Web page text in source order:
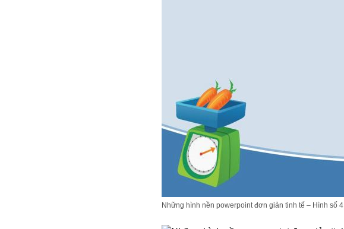
Những hình nền powerpoint đơn giản tinh tế – Hình số 4